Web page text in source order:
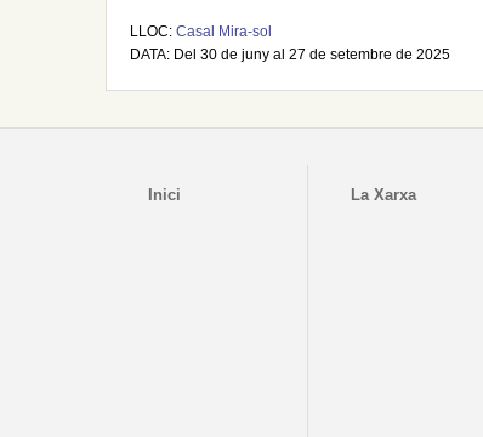
LLOC: Casal Mira-sol
DATA: Del 30 de juny al 27 de setembre de 2025
Inici La Xarxa